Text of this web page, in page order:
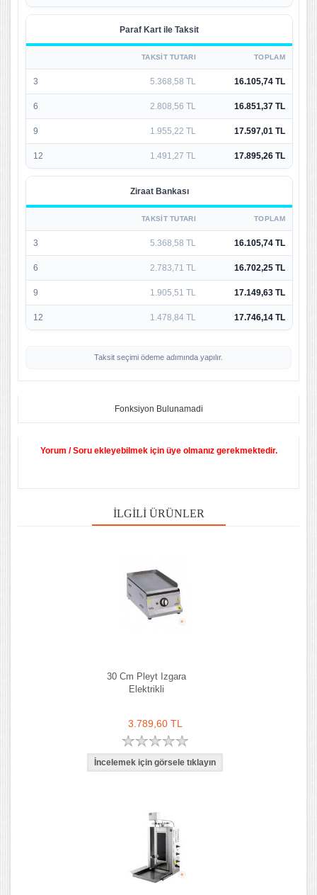
Paraf Kart ile Taksit
TAKSIT TUTARI TOPLAM
3 5.368,58 TL 16.105,74 TL
6 2.808,56 TL 16.851,37 TL
9 1.955,22 TL 17.597,01 TL
12 1.491,27 TL 17.895,26 TL
Ziraat Bankası
TAKSIT TUTARI TOPLAM
3 5.368,58 TL 16.105,74 TL
6 2.783,71 TL 16.702,25 TL
9 1.905,51 TL 17.149,63 TL
12 1.478,84 TL 17.746,14 TL
Taksit seçimi ödeme adımında yapılır.
Fonksiyon Bulunamadi
Yorum / Soru ekleyebilmek için üye olmanız gerekmektedir.
İLGILI ÜRÜNLER
30 Cm Pleyt Izgara
Elektrikli
3.789,60 TL